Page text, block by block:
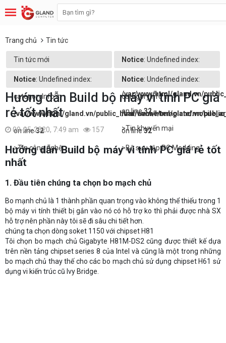
Trang chủ Tin tức
Tin tức mới Notice: Undefined index:
categoryInfo in
/var/www/html/gland.vn/
on line32
>Tin khuyến mại
Notice: Undefined index:
categoryInfo in
/var/www/html/gland.vn/public_html/cache/template/
on line32
>Tin công nghệ
Notice: Undefined index:
categoryInfo in
/var/www/html/gland.vn/
on line32
>Bộ sưu tập PC Modding
Hướng dẫn Build bộ máy vi tính PC giá
rẻ tốt nhất
09-05-2020, 7:49 am 157
Hướng dẫn Build bộ máy vi tính PC giá rẻ tốt
nhất
1. Đầu tiên chúng ta chọn bo mạch chủ
Bo mạnh chủ là 1 thành phần quan trọng vào không thể thiếu trong 1
bộ máy vi tính thiết bị gắn vào nó có hỗ trợ ko thì phải được nhà SX
hỗ trợ nên phần này tôi sẽ đi sâu chi tiết hơn.
chúng ta chọn dòng soket 1150 với chipset H81
Tôi chọn bo mạch chủ Gigabyte H81M-DS2 cũng được thiết kế dựa
trên nền tảng chipset series 8 của Intel và cũng là một trong những
bo mạch chủ thay thế cho các bo mạch chủ sử dụng chipset H61 sử
dụng vi kiến trúc cũ Ivy Bridge.